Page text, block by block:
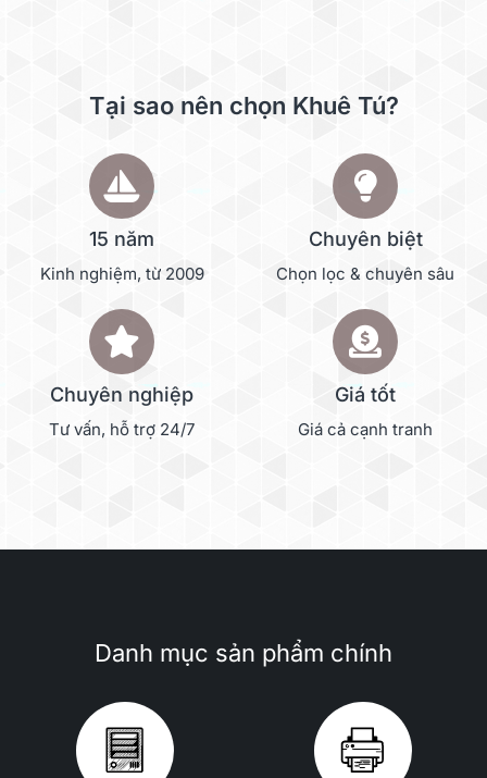
Tại sao nên chọn Khuê Tú?
15 năm
Kinh nghiệm, từ 2009
Chuyên biệt
Chọn lọc & chuyên sâu
Chuyên nghiệp
Tư vấn, hỗ trợ 24/7
Giá tốt
Giá cả cạnh tranh
Danh mục sản phẩm chính